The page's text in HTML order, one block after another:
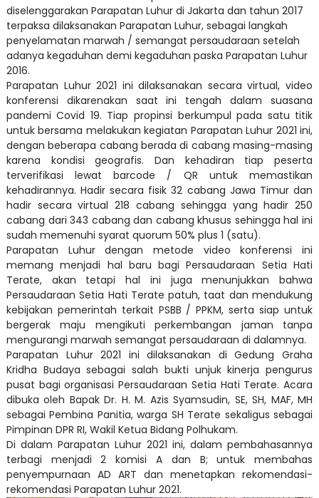
diselenggarakan Parapatan Luhur di Jakarta dan tahun 2017
terpaksa dilaksanakan Parapatan Luhur, sebagai langkah
penyelamatan marwah / semangat persaudaraan setelah
adanya kegaduhan demi kegaduhan paska Parapatan Luhur
2016.
Parapatan Luhur 2021 ini dilaksanakan secara virtual, video
konferensi dikarenakan saat ini tengah dalam suasana
pandemi Covid 19. Tiap propinsi berkumpul pada satu titik
untuk bersama melakukan kegiatan Parapatan Luhur 2021 ini,
dengan beberapa cabang berada di cabang masing-masing
karena kondisi geografis. Dan kehadiran tiap peserta
terverifikasi lewat barcode / QR untuk memastikan
kehadirannya. Hadir secara fisik 32 cabang Jawa Timur dan
hadir secara virtual 218 cabang sehingga yang hadir 250
cabang dari 343 cabang dan cabang khusus sehingga hal ini
sudah memenuhi syarat quorum 50% plus 1 (satu).
Parapatan Luhur dengan metode video konferensi ini
memang menjadi hal baru bagi Persaudaraan Setia Hati
Terate, akan tetapi hal ini juga menunjukkan bahwa
Persaudaraan Setia Hati Terate patuh, taat dan mendukung
kebijakan pemerintah terkait PSBB / PPKM, serta siap untuk
bergerak maju mengikuti perkembangan jaman tanpa
mengurangi marwah semangat persaudaraan di dalamnya.
Parapatan Luhur 2021 ini dilaksanakan di Gedung Graha
Kridha Budaya sebagai salah bukti unjuk kinerja pengurus
pusat bagi organisasi Persaudaraan Setia Hati Terate. Acara
dibuka oleh Bapak Dr. H. M. Azis Syamsudin, SE, SH, MAF, MH
sebagai Pembina Panitia, warga SH Terate sekaligus sebagai
Pimpinan DPR RI, Wakil Ketua Bidang Polhukam.
Di dalam Parapatan Luhur 2021 ini, dalam pembahasannya
terbagi menjadi 2 komisi A dan B; untuk membahas
penyempurnaan AD ART dan menetapkan rekomendasi-
rekomendasi Parapatan Luhur 2021.